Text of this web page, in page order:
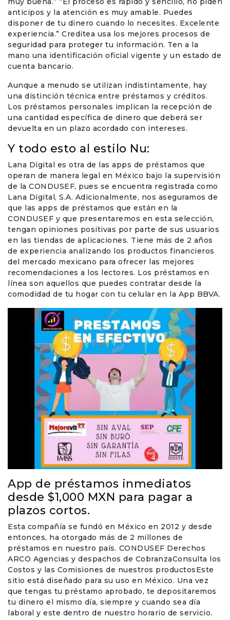
anticipos y la atención es muy amable. Puedes
disponer de tu dinero cuando lo necesites. Excelente
experiencia.” Creditea usa los mejores procesos de
seguridad para proteger tu información. Ten a la
mano una identificación oficial vigente y un estado de
cuenta bancario.
Aunque a menudo se utilizan indistintamente, hay
una distinción técnica entre préstamos y créditos.
Los préstamos personales implican la recepción de
una cantidad específica de dinero que deberá ser
devuelta en un plazo acordado con intereses.
Y todo esto al estilo Nu:
Lana Digital es otra de las apps de préstamos que
operan de manera legal en México bajo la supervisión
de la CONDUSEF, pues se encuentra registrada como
Lana Digital, S.A. Adicionalmente, nos aseguramos de
que las apps de préstamos que están en la
CONDUSEF y que presentaremos en esta selección,
tengan opiniones positivas por parte de sus usuarios
en las tiendas de aplicaciones. Tiene más de 2 años
de experiencia analizando los productos financieros
del mercado mexicano para ofrecer las mejores
recomendaciones a los lectores. Los préstamos en
línea son aquellos que puedes contratar desde la
comodidad de tu hogar con tu celular en la App BBVA.
App de préstamos inmediatos
desde $1,000 MXN para pagar a
plazos cortos.
Esta compañía se fundó en México en 2012 y desde
entonces, ha otorgado más de 2 millones de
préstamos en nuestro país. CONDUSEF Derechos
ARCO Agencias y despachos de CobranzaConsulta los
Costos y las Comisiones de nuestros productosEste
sitio está diseñado para su uso en México. Una vez
que tengas tu préstamo aprobado, te depositaremos
tu dinero el mismo día, siempre y cuando sea día
laboral y este dentro de nuestro horario de servicio.